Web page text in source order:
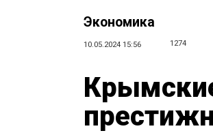
Экономика
10.05.2024 15:56 1274